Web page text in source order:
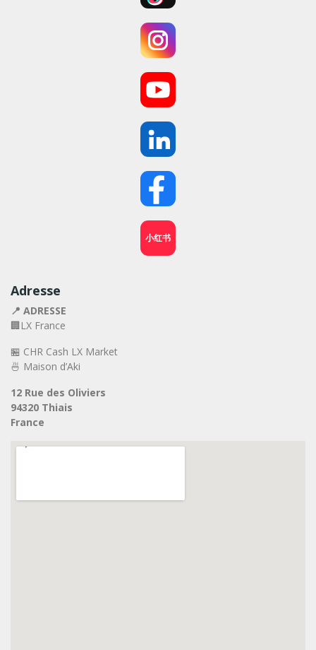
小红书
Adresse
📍 ADRESSE
🏢LX France
🏪 CHR Cash LX Market
🍜 Maison d’Aki
12 Rue des Oliviers
94320 Thiais
France